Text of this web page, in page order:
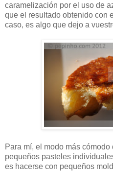
caramelización por el uso de
que el resultado obtenido con
caso, es algo que dejo a
Para mí, el modo más
pequeños pasteles
es hacerse con pequeños